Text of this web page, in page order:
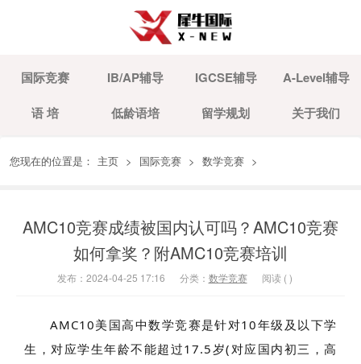
国际竞赛 IB/AP辅导 IGCSE辅导
A-Level辅导
语 培
低龄语培 留学规划 关于我们
您现在的位置是： 主页 > 国际竞赛 > 数学竞赛 >
AMC10竞赛成绩被国内认可吗？AMC10竞赛
如何拿奖？附AMC10竞赛培训
发布：2024-04-25 17:16 分类： 数学竞赛 阅读 ()
AMC10美国高中数学竞赛是针对10年级及以下学
生，对应学生年龄不能超过17.5岁(对应国内初三，高